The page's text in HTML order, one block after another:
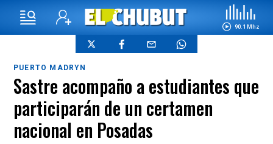
90.1 Mhz
PUERTO MADRYN
Sastre acompaño a estudiantes que
participarán de un certamen
nacional en Posadas